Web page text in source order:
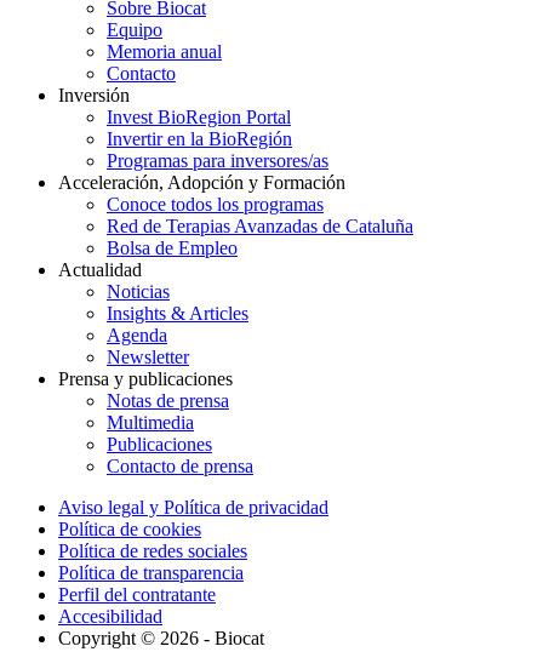
Sobre Biocat
Equipo
Memoria anual
Contacto
Inversión
Invest BioRegion Portal
Invertir en la BioRegión
Programas para inversores/as
Acceleración, Adopción y Formación
Conoce todos los programas
Red de Terapias Avanzadas de Cataluña
Bolsa de Empleo
Actualidad
Noticias
Insights & Articles
Agenda
Newsletter
Prensa y publicaciones
Notas de prensa
Multimedia
Publicaciones
Contacto de prensa
Aviso legal y Política de privacidad
Política de cookies
Política de redes sociales
Política de transparencia
Perfil del contratante
Accesibilidad
Copyright © 2026 - Biocat